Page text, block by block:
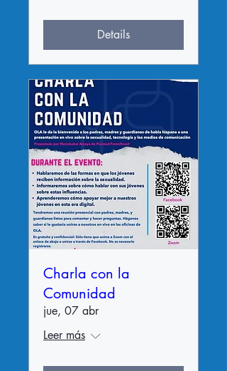
Details
Charla con la
Comunidad
jue, 07 abr
Leer más